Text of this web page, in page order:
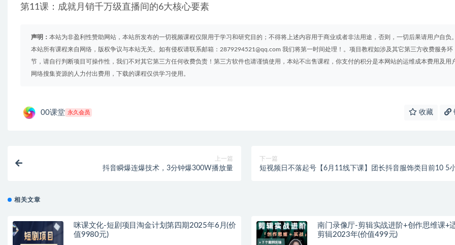
第11课：成就月销千万级直播间的6大核心要素
声明： 本站为非盈利性赞助网站，本站所发布的一切视频课程仅限用于学习和研究目的；不得将上述内容用于商业或者非法用途，否则，一切后果请用户自负。
本站所有课程来自网络，版权争议与本站无关。如有侵权请联系邮箱：2879294521@qq.com 我们将第一时间处理！。项目教程如涉及其它第三方收费服务环
节，请自行判断项目可操作性，我们不对其它第三方任何收费负责！第三方软件也请谨慎使用，本站不出售课程，你支付的积分是本网站的运维成本费用及用
网络搜集资源的人力付出费用，下载的课程仅供学习使用。
00课堂 永久会员 收藏
上一篇
抖音瞬爆连爆技术，3分钟爆300W播放量
下一篇
短视频日不落起号【6月11线下课】团长抖音服饰类目前10 5
相关文章
咪课文化-短剧项目淘金计划第四期2025年6月(价
值9980元)
南门录像厅-剪辑实战进阶+创作思维课+
剪辑2023年(价值499元)